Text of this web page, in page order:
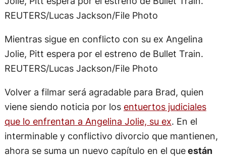
Mientras sigue en conflicto con su ex Angelina
Jolie, Pitt espera por el estreno de Bullet Train.
REUTERS/Lucas Jackson/File Photo
Volver a filmar será agradable para Brad, quien
viene siendo noticia por los entuertos judiciales
que lo enfrentan a Angelina Jolie, su ex. En el
interminable y conflictivo divorcio que mantienen,
ahora se suma un nuevo capítulo en el queestán